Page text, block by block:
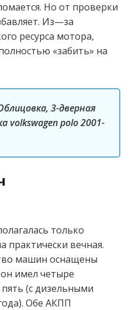
Но от проверки
Из—за
ресурса мотора,
«забить» на
3-дверная
volkswagen polo 2001-
только
практически вечная.
машин оснащены
имел четыре
пять (с дизельными
Обе АКПП